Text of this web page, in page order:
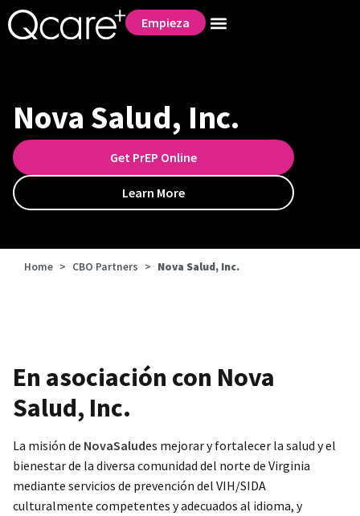
Empieza
Nova Salud, Inc.
Get PrEP Online
Learn More
Home > CBO Partners > Nova Salud, Inc.
En asociación con Nova
Salud, Inc.
La misión de NovaSaludes mejorar y fortalecer la salud y el
bienestar de la diversa comunidad del norte de Virginia
mediante servicios de prevención del VIH/SIDA
culturalmente competentes y adecuados al idioma, y